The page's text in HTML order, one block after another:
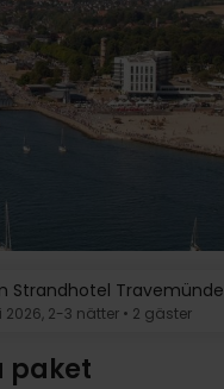
Strandhotel Travemünde
2-3 nätter • 2 gäster
paket